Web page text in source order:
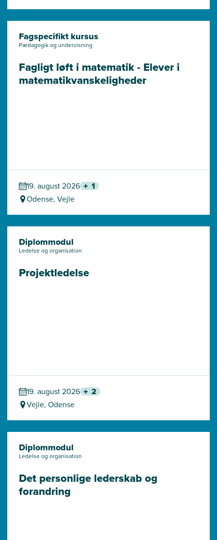
Fagspecifikt kursus
Pædagogik og undervisning
Fagligt løft i matematik - Elever i
matematik­vanskeligheder
19. august 2026 1
Odense, Vejle
Diplommodul
Ledelse og organisation
Projektledelse
19. august 2026 2
Vejle, Odense
Diplommodul
Ledelse og organisation
Det personlige lederskab og
forandring